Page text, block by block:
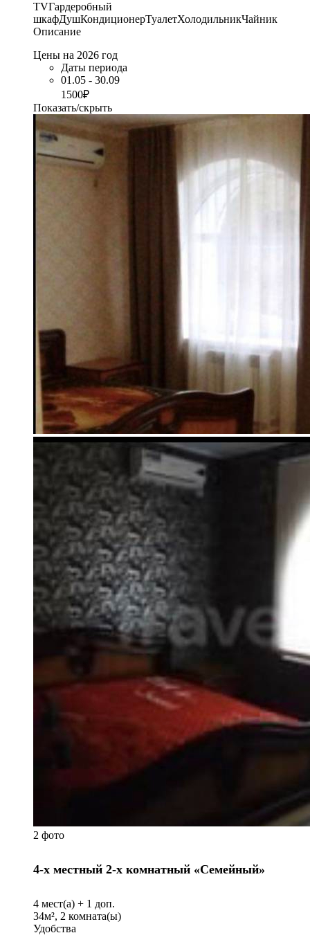
TVГардеробный
шкафДушКондиционерТуалетХолодильникЧайник
Описание
Цены на 2026 год
Даты периода
01.05 - 30.09
1500₽
Показать/скрыть
2 фото
4-х местный 2-х комнатный «Семейный»
4 мест(а) + 1 доп.
34м², 2 комната(ы)
Удобства